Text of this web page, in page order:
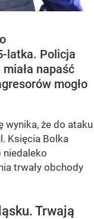
latka. Policja
napaść
mogło
wynika, że do ataku
Księcia Bolka
niedaleko
trwały obchody
Trwają